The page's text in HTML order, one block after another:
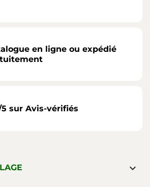
en ligne ou expédié
sur Avis-vérifiés
